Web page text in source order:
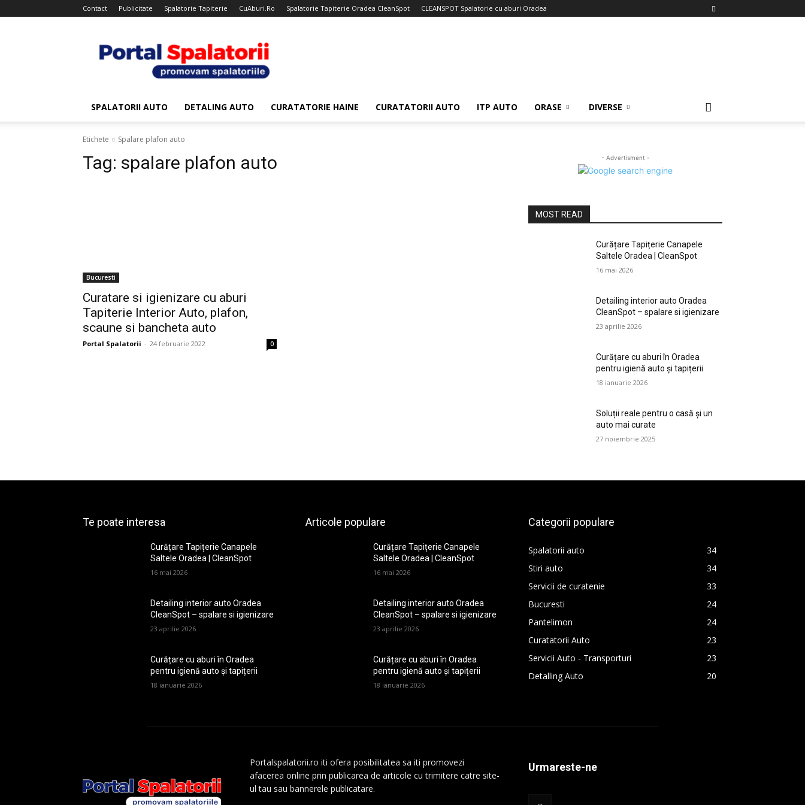
Contact Publicitate Spalatorie Tapiterie CuAburi.Ro Spalatorie Tapiterie Oradea CleanSpot CLEANSPOT Spalatorie cu aburi Oradea
Spalatorii
SPALATORII AUTO DETALING AUTO CURATATORIE HAINE CURATATORII AUTO ITP AUTO ORASE DIVERSE
Etichete Spalare plafon auto
Tag: spalare plafon auto
Bucuresti
Curatare si igienizare cu aburi
Tapiterie Interior Auto, plafon,
scaune si bancheta auto
Portal Spalatorii - 24 februarie 2022 0
- Advertisment -
MOST READ
Curățare Tapițerie Canapele
Saltele Oradea | CleanSpot
16 mai 2026
Detailing interior auto Oradea
CleanSpot – spalare si igienizare
23 aprilie 2026
Curățare cu aburi în Oradea
pentru igienă auto și tapițerii
18 ianuarie 2026
Soluții reale pentru o casă și un
auto mai curate
27 noiembrie 2025
Te poate interesa
Curățare Tapițerie Canapele
Saltele Oradea | CleanSpot
16 mai 2026
Detailing interior auto Oradea
CleanSpot – spalare si igienizare
23 aprilie 2026
Curățare cu aburi în Oradea
pentru igienă auto și tapițerii
18 ianuarie 2026
Articole populare
Curățare Tapițerie Canapele
Saltele Oradea | CleanSpot
16 mai 2026
Detailing interior auto Oradea
CleanSpot – spalare si igienizare
23 aprilie 2026
Curățare cu aburi în Oradea
pentru igienă auto și tapițerii
18 ianuarie 2026
Categorii populare
Spalatorii auto
34
Stiri auto
34
Servicii de curatenie
33
Bucuresti
24
Pantelimon
24
Curatatorii Auto
23
Servicii Auto - Transporturi
23
Detalling Auto
20
Portalspalatorii.ro iti ofera posibilitatea sa iti promovezi
afacerea online prin publicarea de articole cu trimitere catre site-
ul tau sau bannerele publicatare.
Urmareste-ne